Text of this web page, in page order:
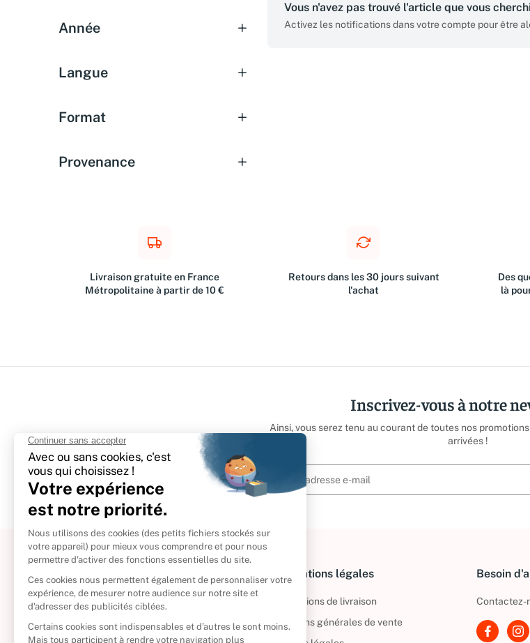
Année
Langue
Format
Provenance
Vous n'avez pas trouvé l'article que vous
Activez les notifications dans votre compte pour être
Livraison gratuite en France
Métropolitaine à partir de 10 €
Retours dans les 30 jours suivant
l'achat
Des
là
Inscrivez-vous à notre
Ainsi, vous serez tenu au courant de toutes nos
arrivées !
À propos
Politique de retour
Reprendre vos livres
Informations légales
Informations de livraison
Conditions générales de vente
Besoin
Contactez-